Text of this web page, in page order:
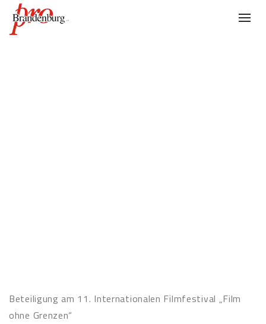
Beteiligung am 11. Internationalen Filmfestival „Film
ohne Grenzen“